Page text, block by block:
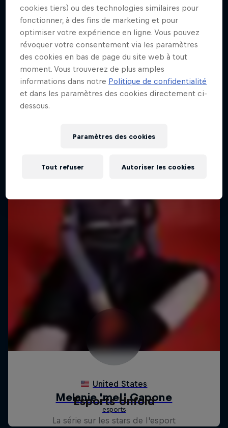
Le retour du God-Slayer
2 Saisons · 6 épisodes
ESPORTS
Esports Unfold
La série sur les stars de l'esport
cookies tiers) ou des technologies similaires pour
fonctionner, à des fins de marketing et pour
optimiser votre expérience en ligne. Vous pouvez
révoquer votre consentement via les paramètres
des cookies en bas de page du site web à tout
moment. Vous trouverez de plus amples
informations dans notre Politique de confidentialité
et dans les paramètres des cookies directement ci-
dessous.
Paramètres des cookies
Tout refuser Autoriser les cookies